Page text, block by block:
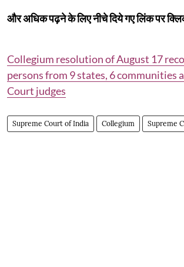
और अधिक पढ़ने के लिए नीचे दिये गए लिंक पर
Collegium resolution of August 17
persons from 9 states, 6 communities
Court judges
Supreme Court of India Collegium Supreme